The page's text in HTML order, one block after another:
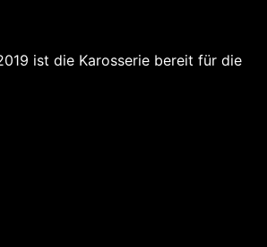
ist die Karosserie bereit für die